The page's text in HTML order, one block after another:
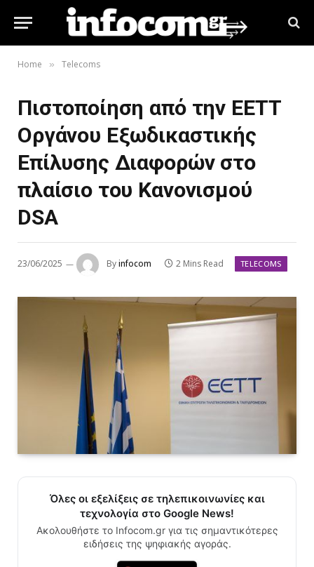
Home » Telecoms
Πιστοποίηση από την ΕΕΤΤ
Οργάνου Εξωδικαστικής
Επίλυσης Διαφορών στο
πλαίσιο του Κανονισμού
DSA
23/06/2025 Byinfocom 2 Mins Read TELECOMS
Όλες οι εξελίξεις σε τηλεπικοινωνίες και
τεχνολογία στο Google News!
Ακολουθήστε το Infocom.gr για τις σημαντικότερες
ειδήσεις της ψηφιακής αγοράς.